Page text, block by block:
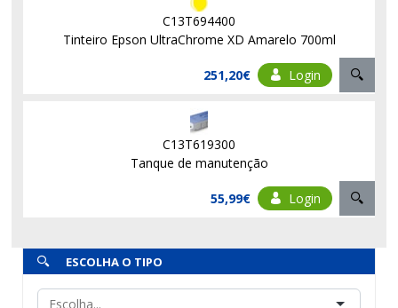
C13T694400
Tinteiro Epson UltraChrome XD Amarelo 700ml
251,20€ Login
C13T619300
Tanque de manutenção
55,99€ Login
ESCOLHA O TIPO